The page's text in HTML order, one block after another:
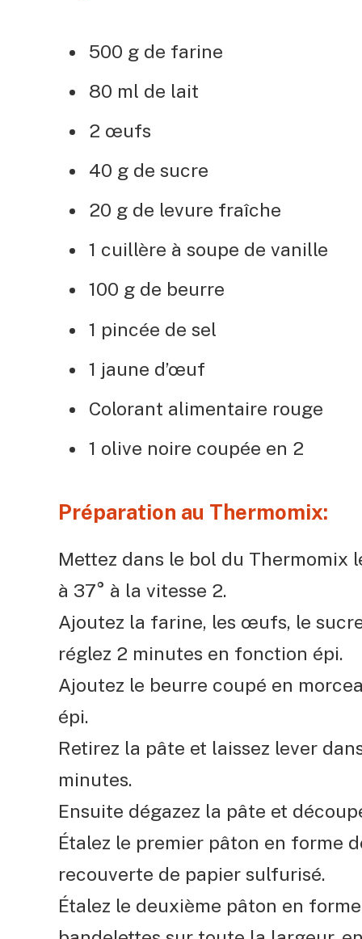
500 g de farine
80 ml de lait
2 œufs
40 g de sucre
20 g de levure fraîche
1 cuillère à soupe de vanille
100 g de beurre
1 pincée de sel
1 jaune d’œuf
Colorant alimentaire rouge
1 olive noire coupée en 2
Préparation au Thermomix:
Mettez dans le bol du Thermomix
à 37° à la vitesse 2.
Ajoutez la farine, les œufs, le
réglez 2 minutes en fonction épi.
Ajoutez le beurre coupé en
épi.
Retirez la pâte et laissez lever
minutes.
Ensuite dégazez la pâte et
Étalez le premier pâton en forme
recouverte de papier sulfurisé.
Étalez le deuxième pâton en